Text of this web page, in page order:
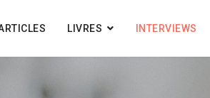
LIVRES INTERVIEWS